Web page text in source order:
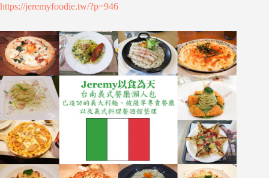
https://jeremyfoodie.tw/?p=946